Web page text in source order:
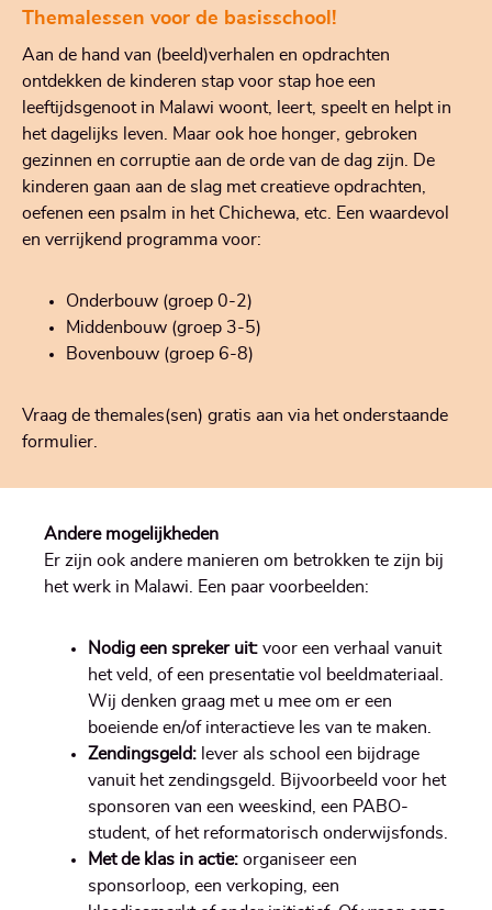
Themalessen voor de basisschool!
Aan de hand van (beeld)verhalen en opdrachten
ontdekken de kinderen stap voor stap hoe een
leeftijdsgenoot in Malawi woont, leert, speelt en helpt in
het dagelijks leven. Maar ook hoe honger, gebroken
gezinnen en corruptie aan de orde van de dag zijn. De
kinderen gaan aan de slag met creatieve opdrachten,
oefenen een psalm in het Chichewa, etc. Een waardevol
en verrijkend programma voor:
Onderbouw (groep 0-2)
Middenbouw (groep 3-5)
Bovenbouw (groep 6-8)
Vraag de themales(sen) gratis aan via het onderstaande
formulier.
Andere mogelijkheden
Er zijn ook andere manieren om betrokken te zijn bij
het werk in Malawi. Een paar voorbeelden:
Nodig een spreker uit: voor een verhaal vanuit
het veld, of een presentatie vol beeldmateriaal.
Wij denken graag met u mee om er een
boeiende en/of interactieve les van te maken.
Zendingsgeld: lever als school een bijdrage
vanuit het zendingsgeld. Bijvoorbeeld voor het
sponsoren van een weeskind, een PABO-
student, of het reformatorisch onderwijsfonds.
Met de klas in actie: organiseer een
sponsorloop, een verkoping, een